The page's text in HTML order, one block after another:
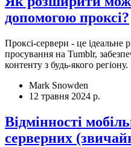
допомогою проксі?
Проксі-сервери - це ідеальне
просування на Tumblr,
контенту з будь-якого регіону.
Mark Snowden
12 травня 2024 р.
Відмінності
серверних